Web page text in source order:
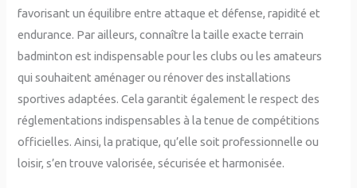
favorisant un équilibre entre attaque et défense, rapidité et
endurance. Par ailleurs, connaître la taille exacte terrain
badminton est indispensable pour les clubs ou les amateurs
qui souhaitent aménager ou rénover des installations
sportives adaptées. Cela garantit également le respect des
réglementations indispensables à la tenue de compétitions
officielles. Ainsi, la pratique, qu’elle soit professionnelle ou
loisir, s’en trouve valorisée, sécurisée et harmonisée.